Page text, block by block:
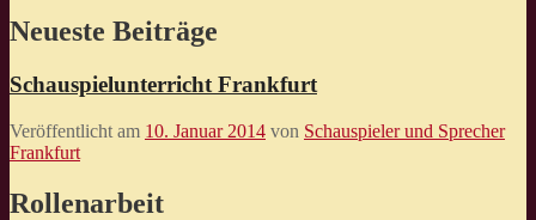
Neueste Beiträge
Schauspielunterricht Frankfurt
Veröffentlicht am 10. Januar 2014 von Schauspieler und Sprecher
Frankfurt
Rollenarbeit